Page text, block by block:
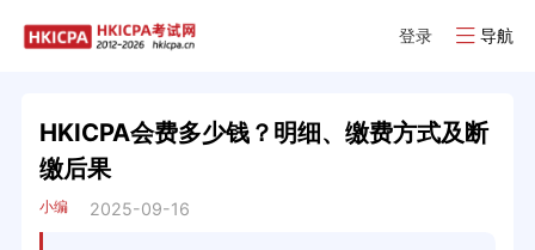
登录 导航
HKICPA会费多少钱？明细、缴费方式及断
缴后果
小编 2025-09-16